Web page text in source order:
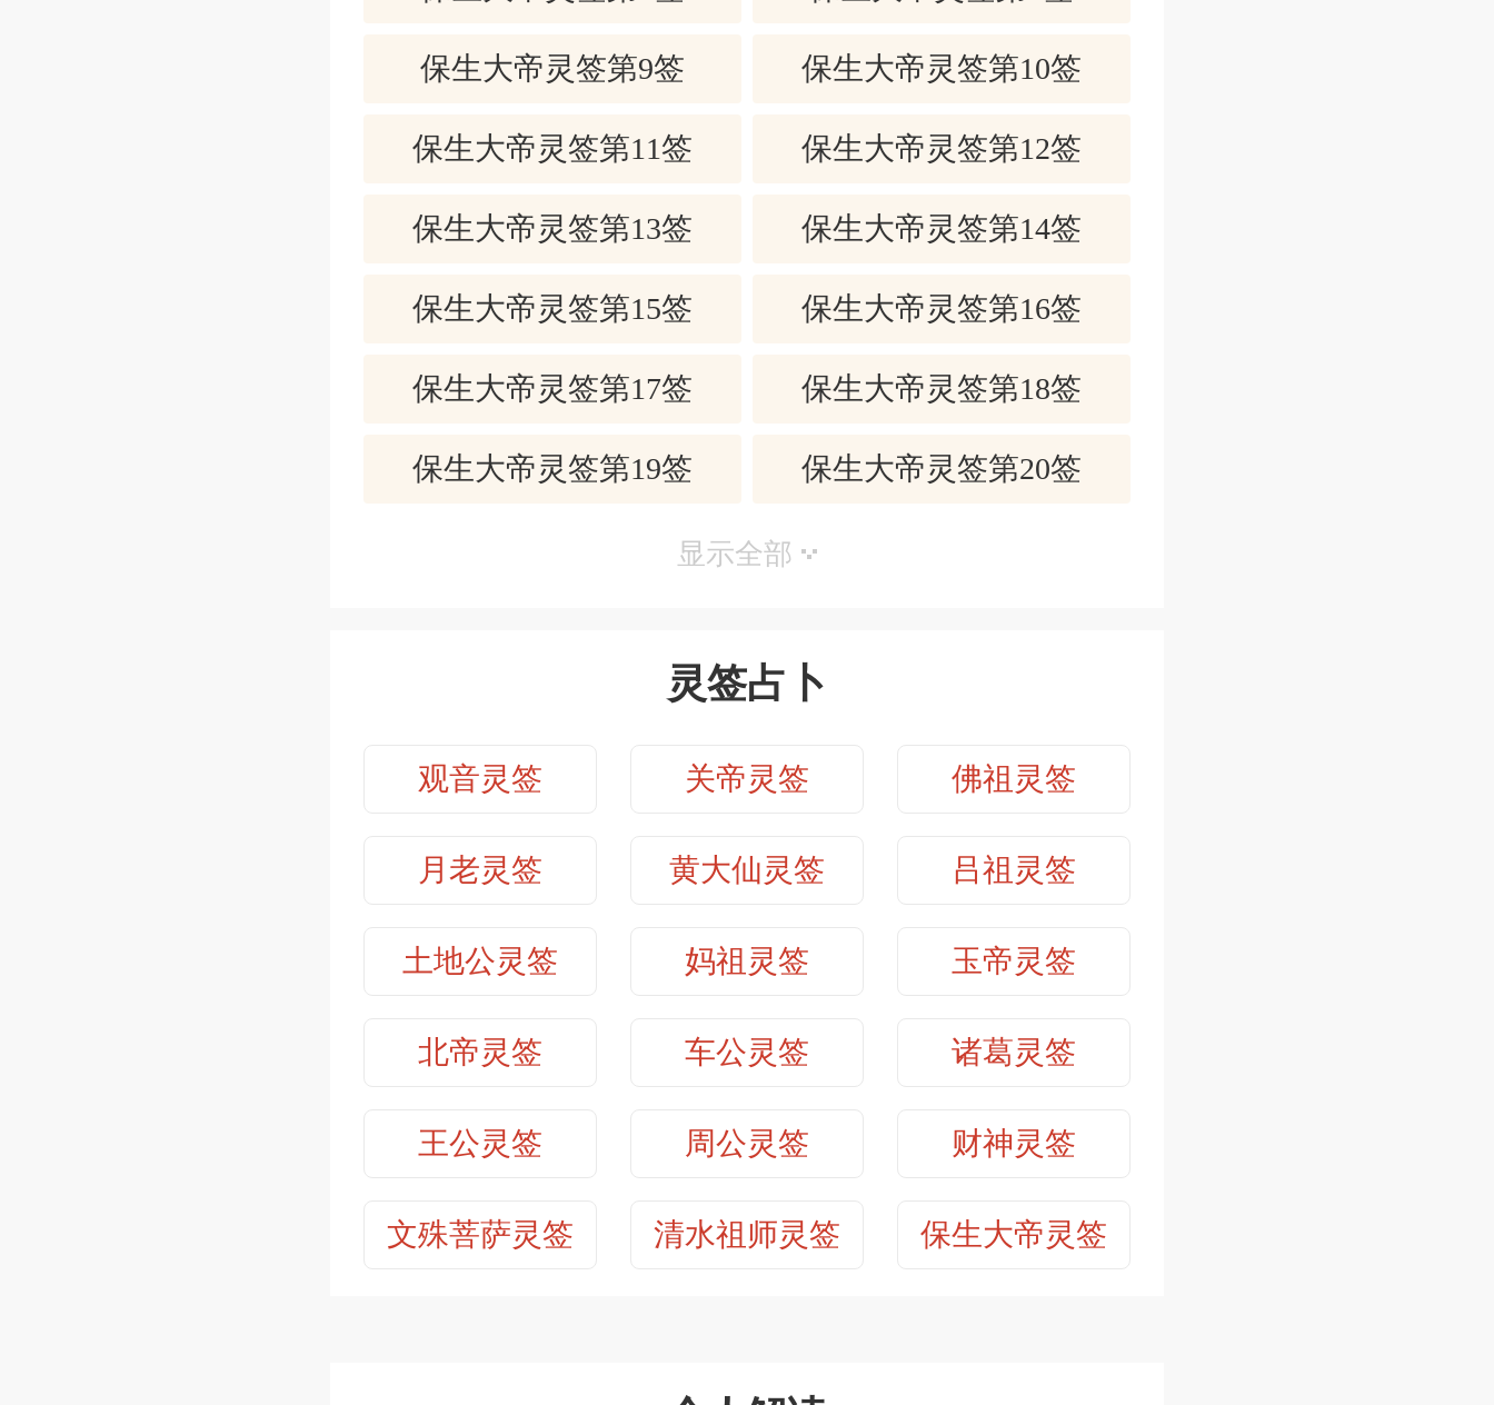
若逢岁暮、气吐眉扬。
【评论】
养身保健有定律，生活起居需正常，休闲运动不可少，总
【卦解】出于险难，恶事消散，狱讼无林，共相歌替，忧
解卦：解脱，缓和。不如意事十之八九，虽然问题一箩
以六爻五行的相互关系解说如下：
今年运势：上半年有大好机运，要好好把握，不必怕麻
烦。
求财问福：夏天好运道。掌控得好，一年无忧。
男女姻缘：有主张有原则，但不是一意孤行。彼此能沟
夫妻感情：背负重担，不如彼此参与发挥所长，快快乐乐
考试升迁：五月间不理想，秋天最佳。
官司诉讼：对方虽然不讲情理，还是可以透过亲友调解。
身体健康：换个医生，夏天可以康复。
讨债还钱：顾全情分，何必耿耿于怀。用心经营事业，回
收更多。
搬家移居：一动不如一静，好好的为什么要搬？
只要遵照黄庭经所述之养生之道，口中之唾液就有如清水
健康长寿。
保生大帝灵签第9签 保生大帝灵签第10签
保生大帝灵签第11签 保生大帝灵签第12签
保生大帝灵签第13签 保生大帝灵签第14签
保生大帝灵签第15签 保生大帝灵签第16签
保生大帝灵签第17签 保生大帝灵签第18签
保生大帝灵签第19签 保生大帝灵签第20签
保生大帝灵签第21签 保生大帝灵签第22签
保生大帝灵签第25签 保生大帝灵签第26签
保生大帝灵签第27签 保生大帝灵签第28签
保生大帝灵签第29签 保生大帝灵签第30签
保生大帝灵签第31签 保生大帝灵签第32签
保生大帝灵签第33签 保生大帝灵签第34签
显示全部
灵签占卜
观音灵签 关帝灵签 佛祖灵签
月老灵签 黄大仙灵签 吕祖灵签
土地公灵签 妈祖灵签 玉帝灵签
北帝灵签 车公灵签 诸葛灵签
王公灵签 周公灵签 财神灵签
文殊菩萨灵签 清水祖师灵签 保生大帝灵签